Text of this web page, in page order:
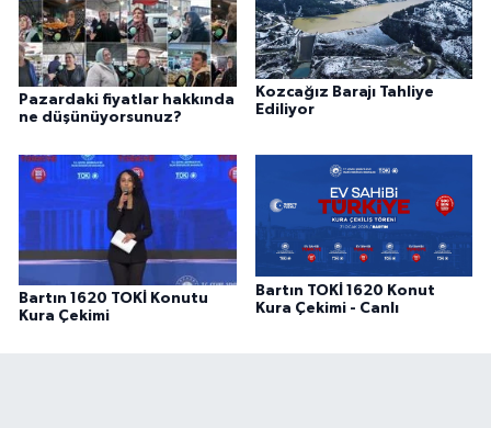
Pazardaki fiyatlar hakkında
ne düşünüyorsunuz?
Kozcağız Barajı Tahliye
Ediliyor
Bartın 1620 TOKİ Konutu
Kura Çekimi
Bartın TOKİ 1620 Konut
Kura Çekimi - Canlı